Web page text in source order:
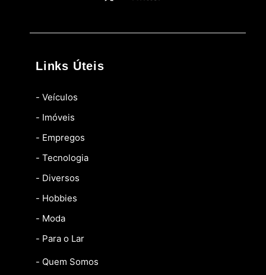
Links Úteis
- Veículos
- Imóveis
- Empregos
- Tecnologia
- Diversos
- Hobbies
- Moda
- Para o Lar
- Quem Somos